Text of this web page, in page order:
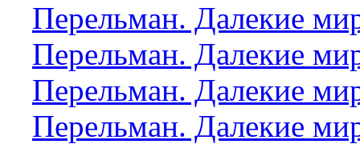
Перельман. Далекие
Перельман. Далекие
Перельман. Далекие
Перельман. Далекие